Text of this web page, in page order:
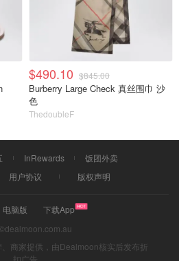
$490.10 $845.00
Burberry Large Check 真丝围巾 沙
色
ThedoubleF
InRewards
饭团外卖
用户协议 版权声明
电脑版
下载App
商家提供，由Dealmoon核实后发布折
扣广告